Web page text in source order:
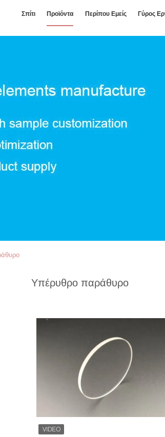
Σπίτι Προϊόντα Περίπου Εμείς Γύρος
Υπέρυθρο παράθυρο